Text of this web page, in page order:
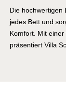
Die hochwertigen
jedes Bett und
Komfort. Mit
präsentiert Villa